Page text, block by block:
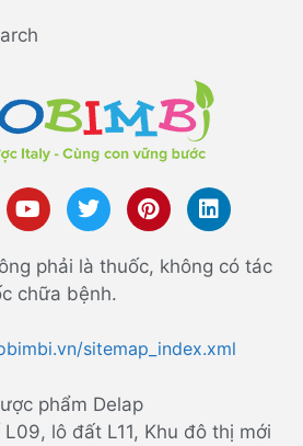
phải là thuốc, không có tác
chữa bệnh.
sitemap_index.xml
phẩm Delap
lô đất L11, Khu đô thị mới